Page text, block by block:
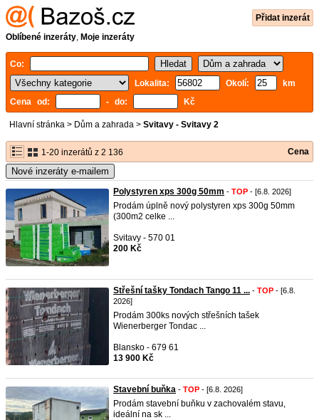
Přidat inzerát
Oblíbené inzeráty, Moje inzeráty
Co:
Lokalita:
Okolí:
km
Cena od:
- do: Kč
Hlavní stránka > Dům a zahrada > Svitavy - Svitavy 2
1-20 inzerátů z 2 136 Cena
Nové inzeráty e-mailem
Polystyren xps 300g 50mm - TOP - [6.8. 2026]
Prodám úplně nový polystyren xps 300g 50mm
(300m2 celke ...
Svitavy - 570 01
200 Kč
Střešní tašky Tondach Tango 11 ... - TOP - [6.8.
2026]
Prodám 300ks nových střešních tašek
Wienerberger Tondac ...
Blansko - 679 61
13 900 Kč
Stavební buňka - TOP - [6.8. 2026]
Prodám stavební buňku v zachovalém stavu,
ideální na sk ...